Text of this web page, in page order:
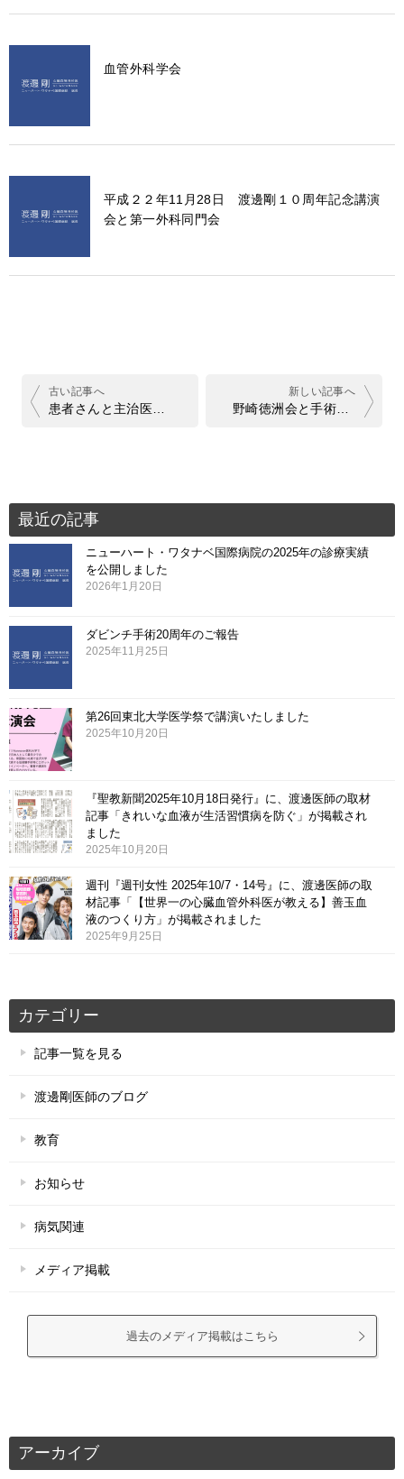
血管外科学会
平成２２年11月28日 渡邊剛１０周年記念講演
会と第一外科同門会
ョ
ン最近の記事
ニューハート・ワタナベ国際病院の2025年の診療実績
を公開しました
2026年1月20日
ダビンチ手術20周年のご報告
2025年11月25日
第26回東北大学医学祭で講演いたしました
2025年10月20日
『聖教新聞2025年10月18日発行』に、渡邊医師の取材
記事「きれいな血液が生活習慣病を防ぐ」が掲載され
ました
2025年10月20日
週刊『週刊女性 2025年10/7・14号』に、渡邊医師の取
材記事「【世界一の心臓血管外科医が教える】善玉血
液のつくり方」が掲載されました
2025年9月25日
カテゴリー
記事一覧を見る
渡邊剛医師のブログ
教育
お知らせ
病気関連
メディア掲載
過去のメディア掲載はこちら
アーカイブ